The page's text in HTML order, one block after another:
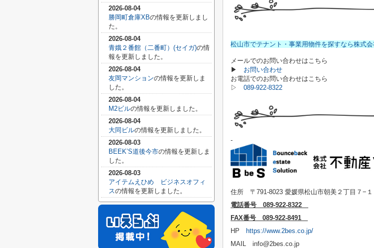
松山市でテナント・事業用物件を探すなら株式
メールでのお問い合わせはこちら
▶ お問い合わせ
お電話でのお問い合わせはこちら
▷ 089-922-8322
-
住所 〒791-8023 愛媛県松山市朝美２丁目７−１
電話番号 089-922-8322
FAX番号 089-922-8491
HP
https://www.2bes.co.jp/
MAIL info@2bes.co.jp
2026-08-04
勝岡町倉庫XBの情報を更新しまし
た。
2026-08-04
青娥２番館（二番町）(セイガ)の情
報を更新しました。
2026-08-04
友岡マンションの情報を更新しま
した。
2026-08-04
M2ビルの情報を更新しました。
2026-08-04
大同ビルの情報を更新しました。
2026-08-03
BEEK’S道後今市の情報を更新しま
した。
2026-08-03
アイテムえひめ ビジネスオフィ
スの情報を更新しました。